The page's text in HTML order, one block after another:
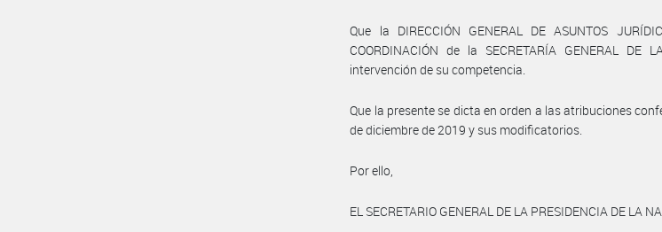
Que la DIRECCIÓN GENERAL DE ASUNTOS
COORDINACIÓN de la SECRETARÍA GENERAL DE
intervención de su competencia.
Que la presente se dicta en orden a las atribuciones
de diciembre de 2019 y sus modificatorios.
Por ello,
EL SECRETARIO GENERAL DE LA PRESIDENCIA DE LA